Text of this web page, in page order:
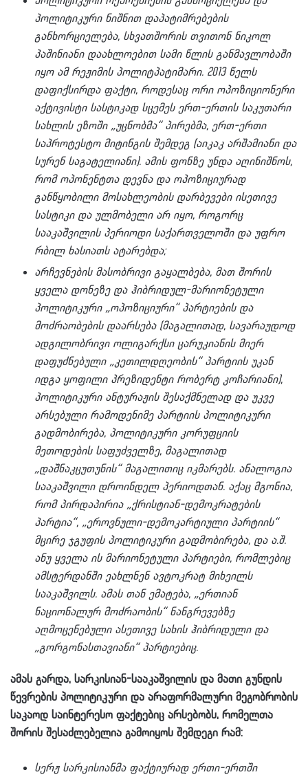
პოლიტიკური ნიშნით დაპატიმრებების
განხორციელება, სხვათშორის თვითონ ნიკოლ
პაშინიანი დაახლოებით სამი წლის განმავლობაში
იყო ამ რეჟიმის პოლიტპატიმარი. 2013 წელს
დაფიქსირდა ფაქტი, როდესაც ორი ოპოზიციონერი
აქტივისტი სასტიკად სცემეს ერთ-ერთის საკუთარი
სახლის ეზოში „უცნობმა“ პირებმა, ერთ-ერთი
საპროტესტო მიტინგის შემდეგ (აიკაკ არშამიანი და
სურენ საგატელიანი). ამის ფონზე უნდა აღინიშნოს,
რომ ოპონენტთა დევნა და ოპოზიციურად
განწყობილი მოსახლეობის დარბევები ისეთივე
სასტიკი და ულმობელი არ იყო, როგორც
სააკაშვილის პერიოდი საქართველოში და უფრო
რბილ ხასიათს ატარებდა;
არჩევნების მასობრივი გაყალბება, მათ შორის
ყველა დონეზე და ჰიბრიდულ-მარიონეტული
პოლიტიკური „ოპოზიციური“ პარტიების და
მოძრაობების დაარსება (მაგალითად, სავარაუდოდ
ადგილობრივი ოლიგარქსი ცარუკიანის მიერ
დაფუძნებული „კეთილდღეობის“ პარტიის უკან
იდგა ყოფილი პრეზიდენტი რობერტ კოჩარიანი),
პოლიტიკური ანტურაჟის შესაქმნელად და უკვე
არსებული რამოდენიმე პარტიის პოლიტიკური
გადმობირება, პოლიტიკური კორუფციის
მეთოდების საფუძველზე, მაგალითად
„დაშნაკცუთუნის“ მაგალითიც იკმარებს. ანალოგია
სააკაშვილი დროინდელ პერიოდთან. აქაც მგონია,
რომ პირდაპირია „ქრისტიან-დემოკრატების
პარტია“, „ეროვნული-დემოკარტიული პარტიის“
მცირე ჯგუფის პოლიტიკური გადმობირება, და ა.შ.
ანუ ყველა ის მარიონეტული პარტიები, რომლებიც
ამსტერდანში ეახლნენ ავტოკრატ მიხეილს
სააკაშვილს. ამას თან ემატება, „ერთიან
ნაციონალურ მოძრაობის“ ნანგრევებზე
აღმოცენებული ასეთივე სახის ჰიბრიდული და
„გორგონასთავიანი“ პარტიებიც.
ამას გარდა, სარკისიან-სააკაშვილის და მათი გუნდის
წევრების პოლიტიკური და არაფორმალური მეგობრობის
საკაოდ საინტერესო ფაქტებიც არსებობს, რომელთა
შორის შესაძლებელია გამოიყოს შემდეგი რამ:
სერჟ სარკისიანმა ფაქტიურად ერთი-ერთში